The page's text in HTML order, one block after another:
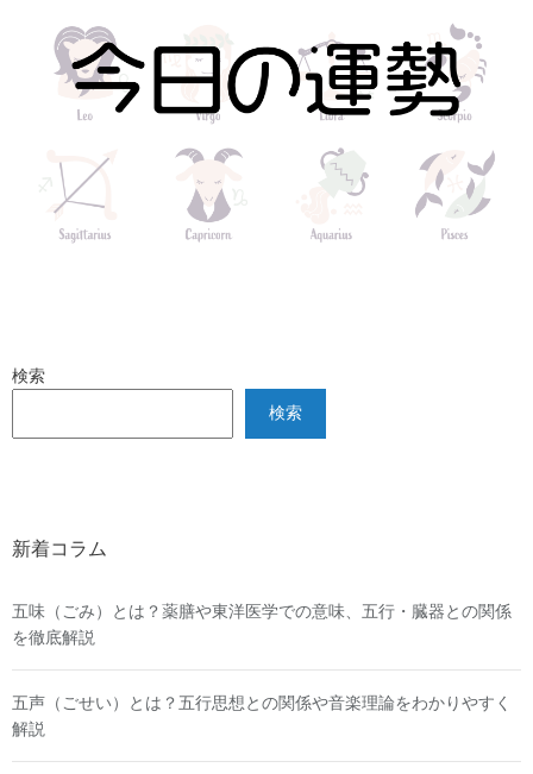
検索
検索
新着コラム
五味（ごみ）とは？薬膳や東洋医学での意味、五行・臓器との関係
を徹底解説
五声（ごせい）とは？五行思想との関係や音楽理論をわかりやすく
解説